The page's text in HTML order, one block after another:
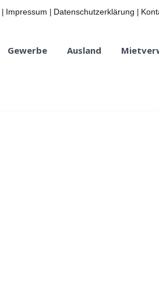
Impressum Datenschutzerklärung
Gewerbe Ausland